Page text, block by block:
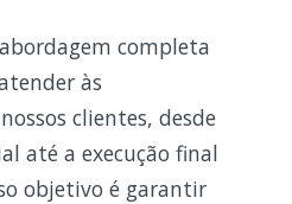
completa
às
clientes, desde
até a execução final
objetivo é garantir